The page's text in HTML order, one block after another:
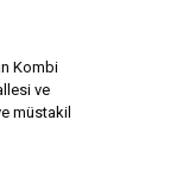
Kombi
ve
müstakil